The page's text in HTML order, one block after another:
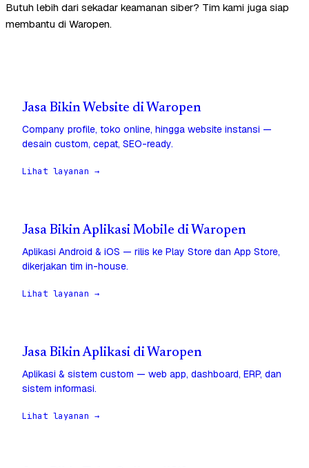
Butuh lebih dari sekadar keamanan siber? Tim kami juga siap
membantu di Waropen.
Jasa Bikin Website di Waropen
Company profile, toko online, hingga website instansi —
desain custom, cepat, SEO-ready.
Lihat layanan →
Jasa Bikin Aplikasi Mobile di Waropen
Aplikasi Android & iOS — rilis ke Play Store dan App Store,
dikerjakan tim in-house.
Lihat layanan →
Jasa Bikin Aplikasi di Waropen
Aplikasi & sistem custom — web app, dashboard, ERP, dan
sistem informasi.
Lihat layanan →